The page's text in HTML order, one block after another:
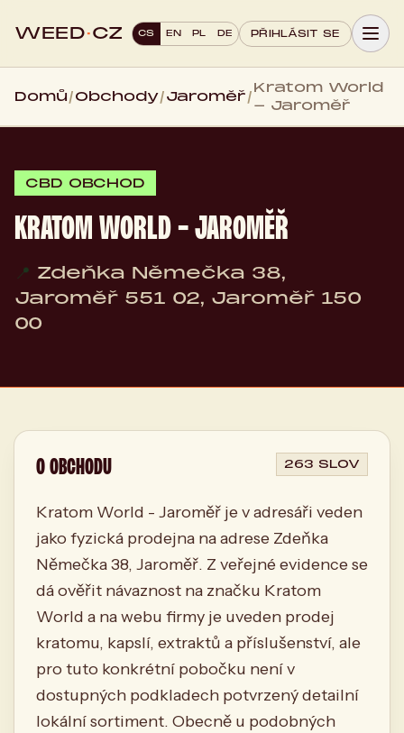
WEED·CZ CS EN PL DE PŘIHLÁSIT SE
Domů/Obchody/Jaroměř/
Kratom World
- Jaroměř
CBD OBCHOD
KRATOM WORLD - JAROMĚŘ
📍 Zdeňka Němečka 38,
Jaroměř 551 02, Jaroměř 150
00
O OBCHODU 263 SLOV
Kratom World - Jaroměř je v adresáři veden
jako fyzická prodejna na adrese Zdeňka
Němečka 38, Jaroměř. Z veřejné evidence se
dá ověřit návaznost na značku Kratom
World a na webu firmy je uveden prodej
kratomu, kapslí, extraktů a příslušenství, ale
pro tuto konkrétní pobočku není v
dostupných podkladech potvrzený detailní
lokální sortiment. Obecně u podobných